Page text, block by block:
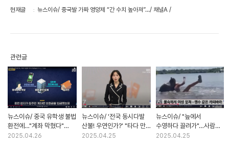
현재글 뉴스이슈/ 중국발 가짜 영양제 “간 수치 높아져”…/ 채널A /
관련글
뉴스이슈/ 중국 유학생 불법
환전에…"계좌 막혔다"
집주인 불똥/ SBS
2025.04.26
뉴스이슈/ '전국 동시다발
산불! 우연인가?' "타다 만
중국어 서적이.." 범인 잡고
2025.04.25
뉴스이슈/ "늪에서
수영하다 끌려가"…사람
덮친 맹수의 정체는?/ SBS
2025.04.25